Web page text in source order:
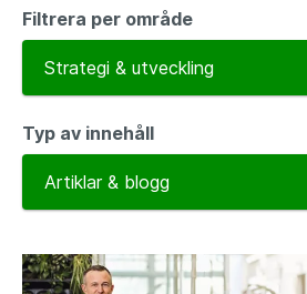
Filtrera per område
Typ av innehåll